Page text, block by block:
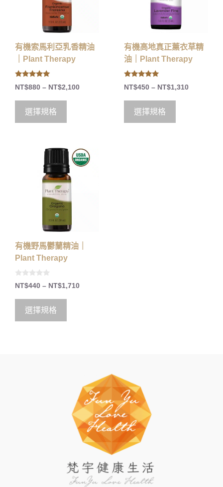
有機索馬利亞乳香精油
｜Plant Therapy
5.00
out of 5
NT$880 – NT$2,100
選擇規格
有機高地真正薰衣草精
油｜Plant Therapy
5.00
out of 5
NT$450 – NT$1,310
選擇規格
有機野馬鬱蘭精油｜
Plant Therapy
0
o
5
NT$440 – NT$1,710
選擇規格